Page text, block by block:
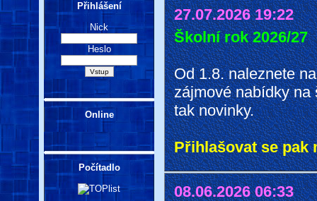
Přihlášení
Nick
Heslo
Online
Počítadlo
27.07.2026 19:22
Školní rok 2026/27
Od 1.8. naleznete
zájmové nabídky na
tak novinky.
Přihlašovat se pak
08.06.2026 06:33